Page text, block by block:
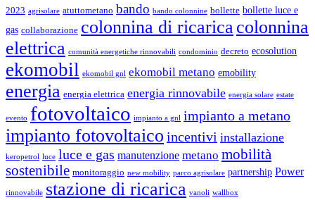
2023 agrisolare atuttometano bando bando colonnine bollette bollette luce e
gas collaborazione colonnina di ricaricacolonnina
elettrica comunità energetiche rinnovabili condominio decreto ecosolution
ekomobil ekomobil gnl ekomobil metano emobility
energia energia elettrica energia rinnovabile energia solare estate
evento fotovoltaico impianto a gnl impianto a metano
impianto fotovoltaico incentivi installazione
keropetrol luce luce e gas manutenzione metano mobilità
sostenibile monitoraggio new mobility parco agrisolare partnership Power
rinnovabile stazione di ricarica vanoli wallbox